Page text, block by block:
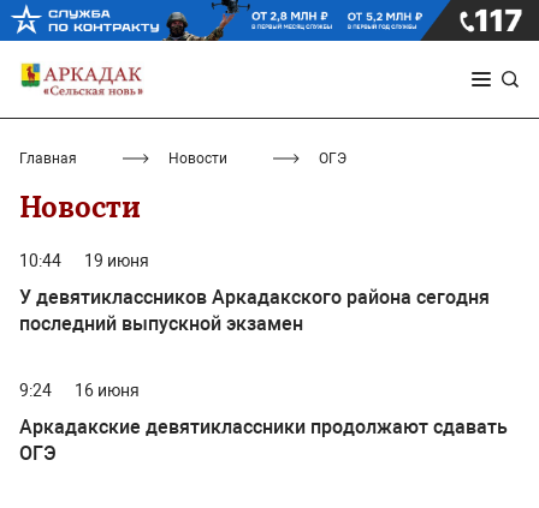
Главная Новости ОГЭ
Новости
10:44 19 июня
У девятиклассников Аркадакского района сегодня
последний выпускной экзамен
9:24 16 июня
Аркадакские девятиклассники продолжают сдавать
ОГЭ